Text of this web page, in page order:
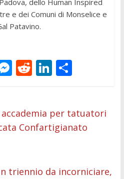
dello Human Inspired
e dei Comuni di Monselice e
Patavino.
M
e
n
er
R
di
t
Li
e
dI
C
di
vi
accademia per tatuatori
Confartigianato
triennio da incorniciare,